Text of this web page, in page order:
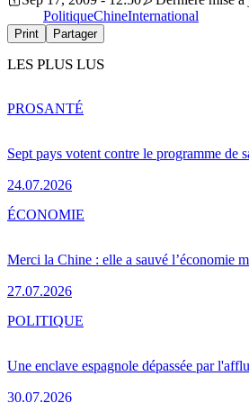
PolitiqueChineInternational
Print Partager
LES PLUS LUS
Sept pays votent contre le programme de
24.07.2026
PROSANTÉ
Merci la Chine : elle a sauvé l’économie
27.07.2026
ÉCONOMIE
Une enclave espagnole dépassée par
30.07.2026
POLITIQUE